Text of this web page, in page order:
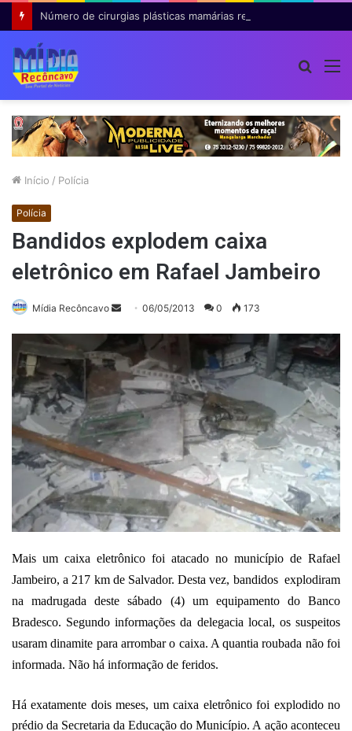
Início / Polícia
Polícia
Bandidos explodem caixa
eletrônico em Rafael Jambeiro
Mídia Recôncavo
Mande
e-
mail
06/05/2013 0 173
Mais um caixa eletrônico foi atacado no município de Rafael
Jambeiro, a 217 km de Salvador. Desta vez, bandidos explodiram
na madrugada deste sábado (4) um equipamento do Banco
Bradesco. Segundo informações da delegacia local, os suspeitos
usaram dinamite para arrombar o caixa. A quantia roubada não foi
informada. Não há informação de feridos.
Há exatamente dois meses, um caixa eletrônico foi explodido no
prédio da Secretaria da Educação do Município. A ação aconteceu